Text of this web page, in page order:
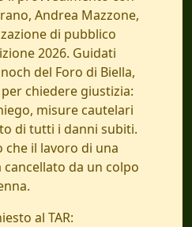
Andrea Mazzone,
di pubblico
2026. Guidati
del Foro di Biella,
chiedere giustizia:
misure cautelari
di tutti i danni subiti.
il lavoro di una
da un colpo
al TAR: